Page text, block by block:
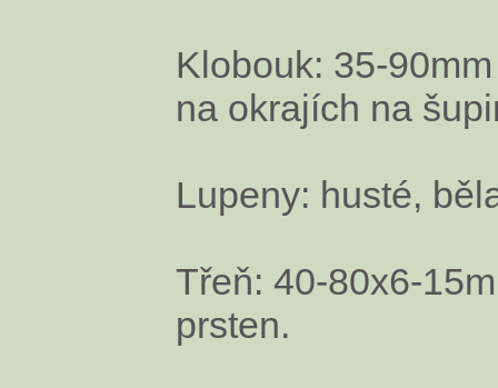
Klobouk: 35-
na okrajích na
Lupeny: husté,
Třeň: 40-80x6-
prsten.